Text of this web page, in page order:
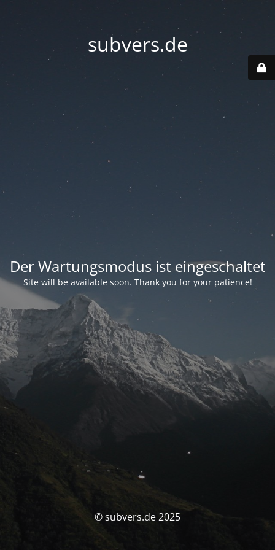
subvers.de
Der Wartungsmodus ist eingeschaltet
Site will be available soon. Thank you for your patience!
© subvers.de 2025